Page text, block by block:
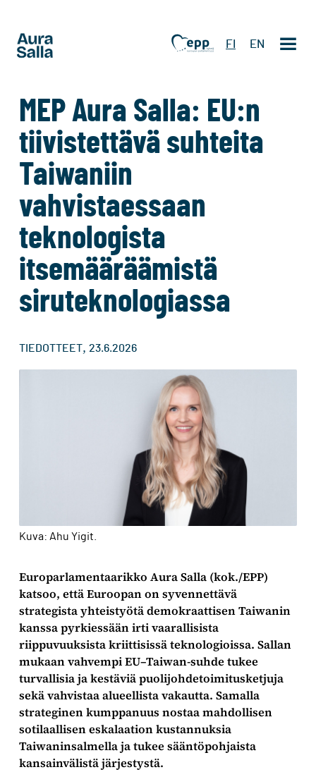
FI EN
MEP Aura Salla: EU:n
tiivistettävä suhteita
Taiwaniin
vahvistaessaan
teknologista
itsemääräämistä
siruteknologiassa
TIEDOTTEET, 23.6.2026
Kuva: Ahu Yigit.
Europarlamentaarikko Aura Salla (kok./EPP)
katsoo, että Euroopan on syvennettävä
strategista yhteistyötä demokraattisen Taiwanin
kanssa pyrkiessään irti vaarallisista
riippuvuuksista kriittisissä teknologioissa. Sallan
mukaan vahvempi EU–Taiwan-suhde tukee
turvallisia ja kestäviä puolijohdetoimitusketjuja
sekä vahvistaa alueellista vakautta. Samalla
strateginen kumppanuus nostaa mahdollisen
sotilaallisen eskalaation kustannuksia
Taiwaninsalmella ja tukee sääntöpohjaista
kansainvälistä järjestystä.